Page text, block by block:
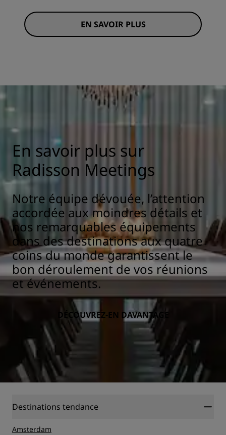
EN SAVOIR PLUS
En savoir plus sur
Radisson Meetings
Notre équipe dévouée, l’attention
accordée aux moindres détails et
nos remarquables équipements
dans des destinations aux quatre
coins du monde garantissent le
bon déroulement de vos réunions
et événements.
DÉCOUVREZ-EN DAVANTAGE
Destinations tendance
Amsterdam